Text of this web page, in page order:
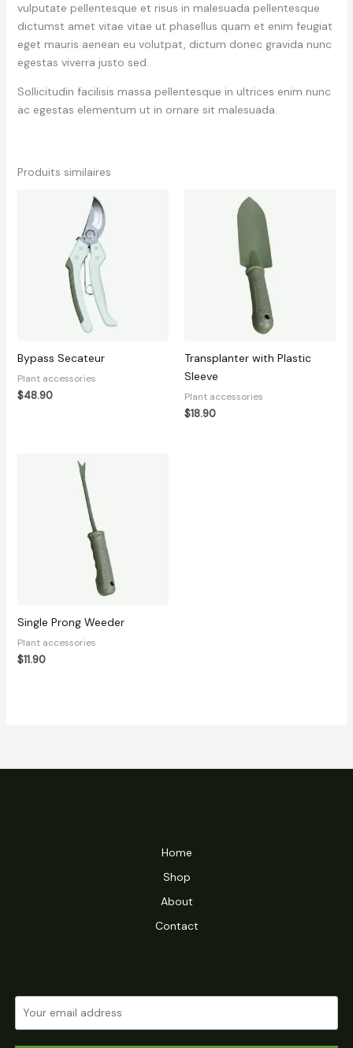
vulputate pellentesque et risus in malesuada pellentesque
dictumst amet vitae vitae ut phasellus quam et enim feugiat
eget mauris aenean eu volutpat, dictum donec gravida nunc
egestas viverra justo sed.
Sollicitudin facilisis massa pellentesque in ultrices enim nunc
ac egestas elementum ut in ornare sit malesuada.
Produits similaires
Bypass Secateur
Plant accessories
$48.90
Transplanter with Plastic
Sleeve
Plant accessories
$18.90
Single Prong Weeder
Plant accessories
$11.90
Home
Shop
About
Contact